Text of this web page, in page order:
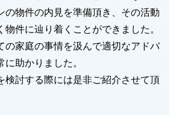
の物件の内見を準備頂き、その活動
物件に辿り着くことができました。
の家庭の事情を汲んで適切なアドバ
助かりました。
検討する際には是非ご紹介させて頂